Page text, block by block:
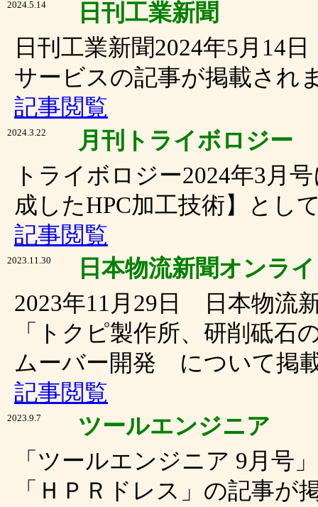
2024.5.14
日刊工業新聞
日刊工業新聞2024年5月14
サービスの記事が掲載され
記事閲覧
2024.3.22
月刊トライボロジー
トライボロジー2024年3月
成したHPC加工技術】とし
記事閲覧
2023.11.30
日本物流新聞オンラ
2023年11月29日 日本物流
「トクピ製作所、研削砥
ムーバー開発 について掲
記事閲覧
2023.9.7
ツールエンジニア
「ツールエンジニア 9月号
「ＨＰＲドレス」の記事が